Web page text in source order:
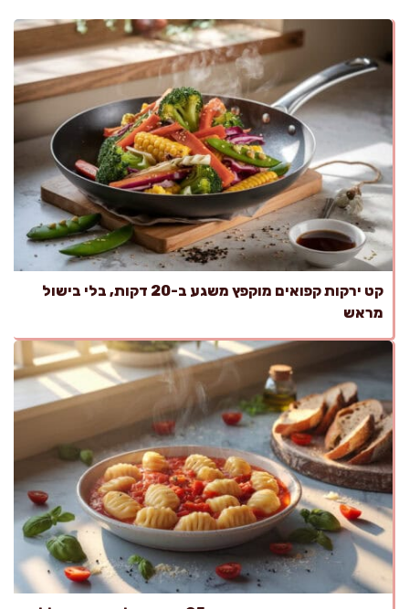
קט ירקות קפואים מוקפץ משגע ב-20 דקות, בלי בישול
מראש